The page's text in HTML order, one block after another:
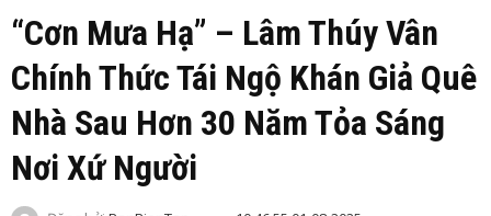
“Cơn Mưa Hạ” – Lâm Thúy Vân
Chính Thức Tái Ngộ Khán Giả Quê
Nhà Sau Hơn 30 Năm Tỏa Sáng
Nơi Xứ Người